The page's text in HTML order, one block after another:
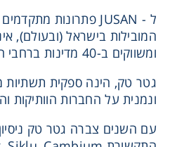
ומשווקים ב-40 מדינות ברחבי העולם.
ונמנית על החברות הוותיקות
עם השנים צברה גטר טק